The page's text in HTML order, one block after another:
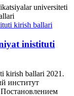
universiteti
inistituti
kirish ballari 2021.
институт